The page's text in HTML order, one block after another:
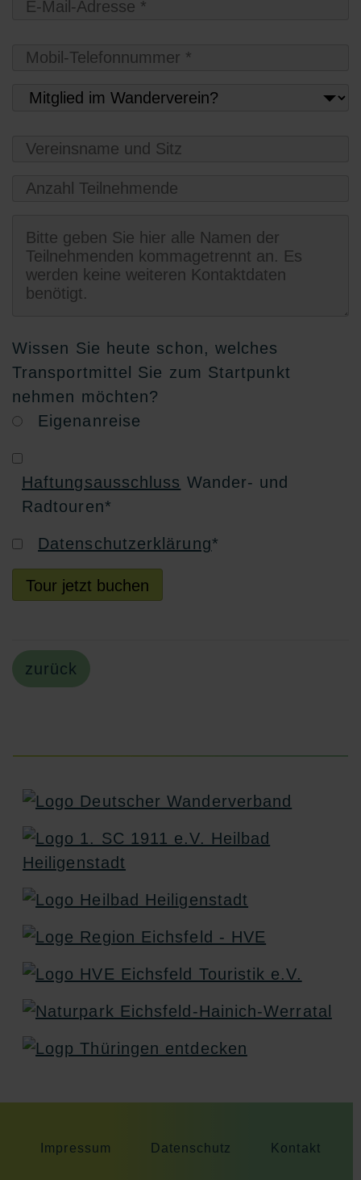
Wissen Sie heute schon, welches
Transportmittel Sie zum Startpunkt
nehmen möchten?
Eigenanreise
Haftungsausschluss Wander- und
Radtouren*
Datenschutzerklärung*
Tour jetzt buchen
zurück
Impressum Datenschutz Kontakt